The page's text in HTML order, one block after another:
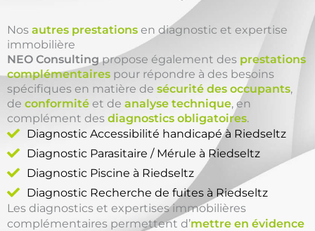
Nos autres prestations en diagnostic et expertise
immobilière
NEO Consultingpropose également des prestations
complémentaires pour répondre à des besoins
spécifiques en matière de sécurité des occupants,
de conformité et de analyse technique, en
complément des diagnostics obligatoires.
Diagnostic Accessibilité handicapé à Riedseltz
Diagnostic Parasitaire / Mérule à Riedseltz
Diagnostic Piscine à Riedseltz
Diagnostic Recherche de fuites à Riedseltz
Les diagnostics et expertises immobilières
complémentaires permettent d’mettre en évidence